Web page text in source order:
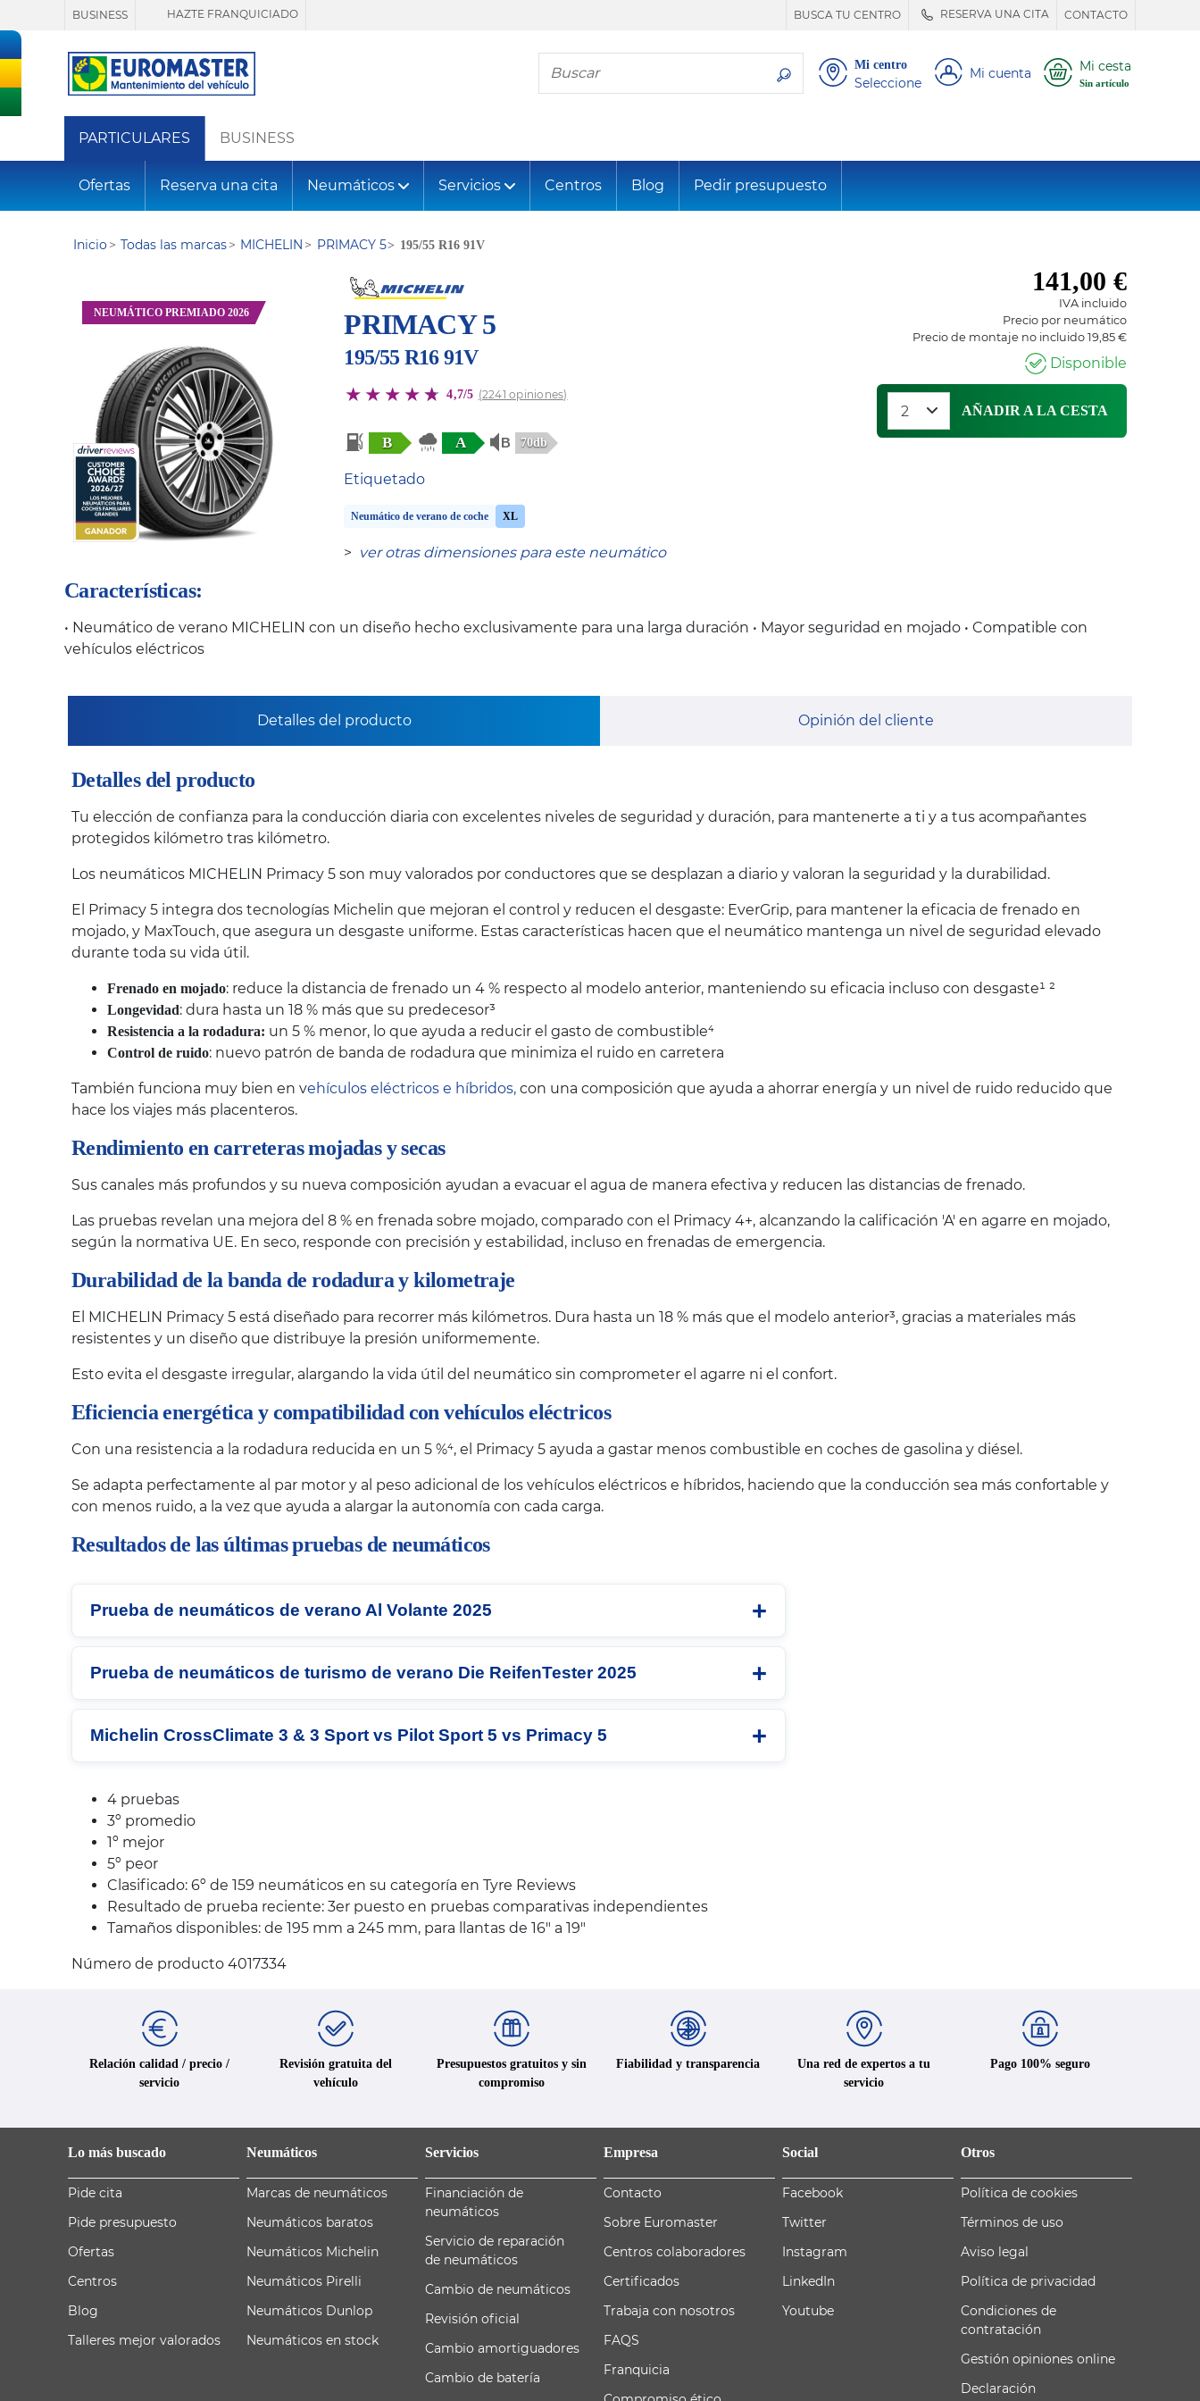
BUSINESS HAZTE FRANQUICIADO BUSCA TU CENTRO RESERVA UNA CITA CONTACTO
Busca tu neumático Mi centro
Seleccione
Mi cuenta Mi cesta
Sin artículo
PARTICULARES BUSINESS
Ofertas Reserva una cita Neumáticos Servicios Centros Blog Pedir presupuesto
Inicio Todas las marcas MICHELIN PRIMACY 5 195/55 R16 91V
NEUMÁTICO PREMIADO 2026 PRIMACY 5
195/55 R16 91V
4,7/5 (2241 opiniones)
B A 70db
Etiquetado
Neumático de verano de coche XL
> ver otras dimensiones para este neumático
141,00 €
IVA incluido
Precio por neumático
Precio de montaje no incluido 19,85 €
Disponible
AÑADIR A LA CESTA
Características:
• Neumático de verano MICHELIN con un diseño hecho exclusivamente para una larga duración • Mayor seguridad en mojado • Compatible con
vehículos eléctricos
Detalles del producto Opinión del cliente
Detalles del producto
Tu elección de confianza para la conducción diaria con excelentes niveles de seguridad y duración, para mantenerte a ti y a tus acompañantes
protegidos kilómetro tras kilómetro.
Los neumáticos MICHELIN Primacy 5 son muy valorados por conductores que se desplazan a diario y valoran la seguridad y la durabilidad.
El Primacy 5 integra dos tecnologías Michelin que mejoran el control y reducen el desgaste: EverGrip, para mantener la eficacia de frenado en
mojado, y MaxTouch, que asegura un desgaste uniforme. Estas características hacen que el neumático mantenga un nivel de seguridad elevado
durante toda su vida útil.
Frenado en mojado: reduce la distancia de frenado un 4 % respecto al modelo anterior, manteniendo su eficacia incluso con desgaste¹ ²
Longevidad: dura hasta un 18 % más que su predecesor³
Resistencia a la rodadura: un 5 % menor, lo que ayuda a reducir el gasto de combustible⁴
Control de ruido: nuevo patrón de banda de rodadura que minimiza el ruido en carretera
También funciona muy bien en vehículos eléctricos e híbridos, con una composición que ayuda a ahorrar energía y un nivel de ruido reducido que
hace los viajes más placenteros.
Rendimiento en carreteras mojadas y secas
Sus canales más profundos y su nueva composición ayudan a evacuar el agua de manera efectiva y reducen las distancias de frenado.
Las pruebas revelan una mejora del 8 % en frenada sobre mojado, comparado con el Primacy 4+, alcanzando la calificación 'A' en agarre en mojado,
según la normativa UE. En seco, responde con precisión y estabilidad, incluso en frenadas de emergencia.
Durabilidad de la banda de rodadura y kilometraje
El MICHELIN Primacy 5 está diseñado para recorrer más kilómetros. Dura hasta un 18 % más que el modelo anterior³, gracias a materiales más
resistentes y un diseño que distribuye la presión uniformemente.
Esto evita el desgaste irregular, alargando la vida útil del neumático sin comprometer el agarre ni el confort.
Eficiencia energética y compatibilidad con vehículos eléctricos
Con una resistencia a la rodadura reducida en un 5 %⁴, el Primacy 5 ayuda a gastar menos combustible en coches de gasolina y diésel.
Se adapta perfectamente al par motor y al peso adicional de los vehículos eléctricos e híbridos, haciendo que la conducción sea más confortable y
con menos ruido, a la vez que ayuda a alargar la autonomía con cada carga.
Resultados de las últimas pruebas de neumáticos
Prueba de neumáticos de verano Al Volante 2025
Prueba de neumáticos de turismo de verano Die ReifenTester 2025
Michelin CrossClimate 3 & 3 Sport vs Pilot Sport 5 vs Primacy 5
4 pruebas
3º promedio
1º mejor
5º peor
Clasificado: 6º de 159 neumáticos en su categoría en Tyre Reviews
Resultado de prueba reciente: 3er puesto en pruebas comparativas independientes
Tamaños disponibles: de 195 mm a 245 mm, para llantas de 16" a 19"
Número de producto 4017334
Relación calidad / precio /
servicio
Revisión gratuita del
vehículo
Presupuestos gratuitos y sin
compromiso
Fiabilidad y transparencia
Una red de expertos a tu
servicio
Pago 100% seguro
Lo más buscado
Pide cita
Pide presupuesto
Ofertas
Centros
Blog
Talleres mejor valorados
Neumáticos
Marcas de neumáticos
Neumáticos baratos
Neumáticos Michelin
Neumáticos Pirelli
Neumáticos Dunlop
Neumáticos en stock
Servicios
Financiación de
neumáticos
Servicio de reparación
de neumáticos
Cambio de neumáticos
Revisión oficial
Cambio amortiguadores
Cambio de batería
Empresa
Contacto
Sobre Euromaster
Centros colaboradores
Certificados
Trabaja con nosotros
FAQS
Franquicia
Social
Facebook
Twitter
Instagram
LinkedIn
Youtube
Otros
Política de cookies
Términos de uso
Aviso legal
Política de privacidad
Condiciones de
contratación
Gestión opiniones online
Declaración